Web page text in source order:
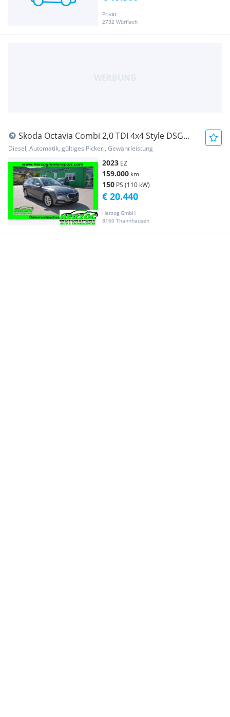
Privat
2732 Würflach
Skoda Octavia Combi 2,0 TDI 4x4 Style DSG
LED AHV VIR...
Diesel, Automatik, gültiges Pickerl, Gewährleistung
2023 EZ
159.000 km
150 PS (110 kW)
Herzog GmbH
8160 Thannhausen
€ 20.440